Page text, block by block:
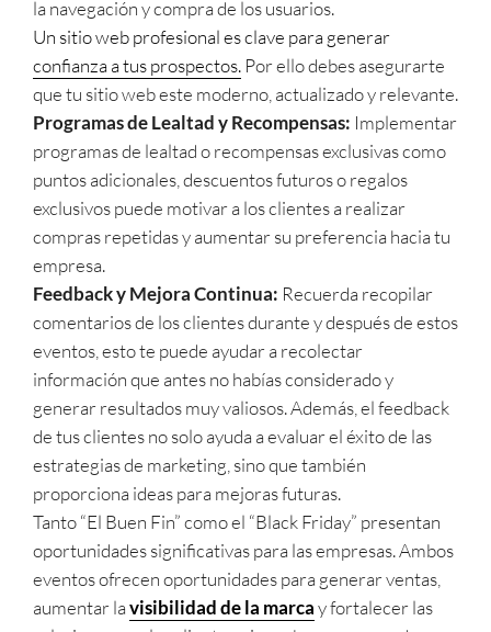
la navegación y compra de los usuarios.
Un sitio web profesional es clave para generar
confianza a tus prospectos. Por ello debes asegurarte
que tu sitio web este moderno, actualizado y relevante.
Programas de Lealtad y Recompensas: Implementar
programas de lealtad o recompensas exclusivas como
puntos adicionales, descuentos futuros o regalos
exclusivos puede motivar a los clientes a realizar
compras repetidas y aumentar su preferencia hacia tu
empresa.
Feedback y Mejora Continua: Recuerda recopilar
comentarios de los clientes durante y después de estos
eventos, esto te puede ayudar a recolectar
información que antes no habías considerado y
generar resultados muy valiosos. Además, el feedback
de tus clientes no solo ayuda a evaluar el éxito de las
estrategias de marketing, sino que también
proporciona ideas para mejoras futuras.
Tanto “El Buen Fin” como el “Black Friday” presentan
oportunidades significativas para las empresas. Ambos
eventos ofrecen oportunidades para generar ventas,
aumentar lavisibilidad de la marcay fortalecer las